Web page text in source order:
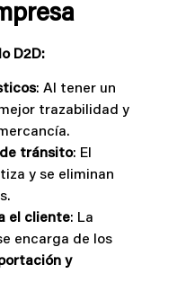
D2D:
: Al tener un
trazabilidad y
tránsito: El
y se eliminan
el cliente: La
encarga de los
y